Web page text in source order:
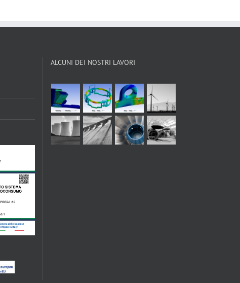
ALCUNI DEI NOSTRI LAVORI